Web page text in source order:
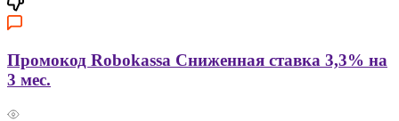
Промокод Robokassa Сниженная ставка 3,3% на
3 мес.